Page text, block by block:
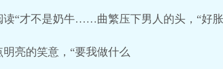
读“才不是奶牛……曲繁压下男人的头，“好
亮的笑意，“要我做什么